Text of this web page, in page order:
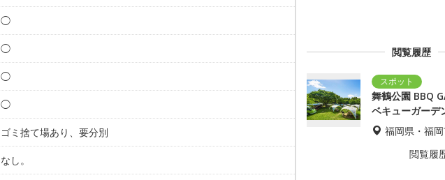
◯
◯
◯
◯
ゴミ捨て場あり、要分別
なし。
閲覧履歴
舞鶴公園 BBQ
ベキューガーデ
福岡県・福
閲覧履